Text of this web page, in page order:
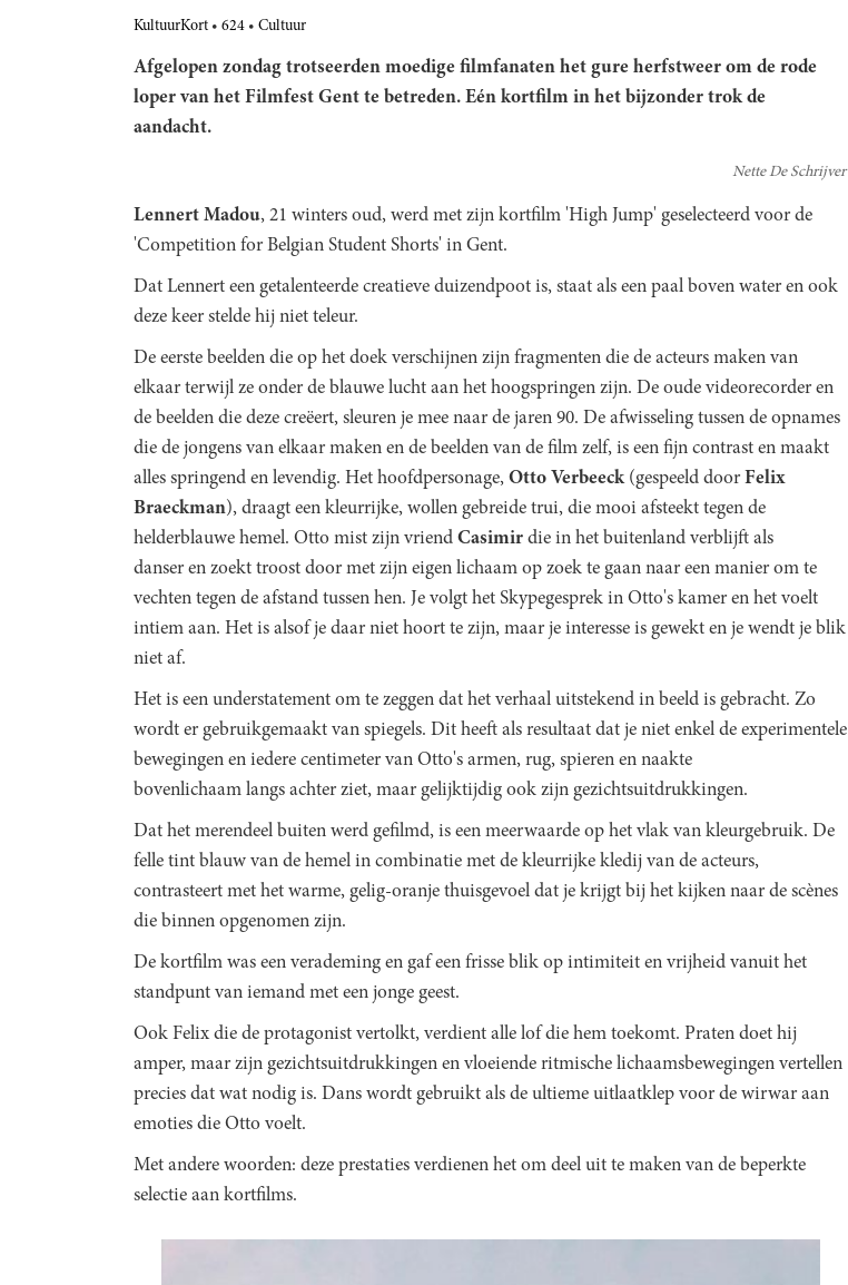
KultuurKort 624 Cultuur
Afgelopen zondag trotseerden moedige filmfanaten het gure herfstweer om de rode
loper van het Filmfest Gent te betreden. Eén kortfilm in het bijzonder trok de
aandacht.
Nette De Schrijver
Lennert Madou, 21 winters oud, werd met zijn kortfilm 'High Jump' geselecteerd voor de
'Competition for Belgian Student Shorts' in Gent.
Dat Lennert een getalenteerde creatieve duizendpoot is, staat als een paal boven water en ook
deze keer stelde hij niet teleur.
De eerste beelden die op het doek verschijnen zijn fragmenten die de acteurs maken van
elkaar terwijl ze onder de blauwe lucht aan het hoogspringen zijn. De oude videorecorder en
de beelden die deze creëert, sleuren je mee naar de jaren 90. De afwisseling tussen de opnames
die de jongens van elkaar maken en de beelden van de film zelf, is een fijn contrast en maakt
alles springend en levendig. Het hoofdpersonage, Otto Verbeeck(gespeeld door Felix
Braeckman), draagt een kleurrijke, wollen gebreide trui, die mooi afsteekt tegen de
helderblauwe hemel. Otto mist zijn vriend Casimir die in het buitenland verblijft als
danser en zoekt troost door met zijn eigen lichaam op zoek te gaan naar een manier om te
vechten tegen de afstand tussen hen. Je volgt het Skypegesprek in Otto's kamer en het voelt
intiem aan. Het is alsof je daar niet hoort te zijn, maar je interesse is gewekt en je wendt je blik
niet af.
Het is een understatement om te zeggen dat het verhaal uitstekend in beeld is gebracht. Zo
wordt er gebruikgemaakt van spiegels. Dit heeft als resultaat dat je niet enkel de experimentele
bewegingen en iedere centimeter van Otto's armen, rug, spieren en naakte
bovenlichaam langs achter ziet, maar gelijktijdig ook zijn gezichtsuitdrukkingen.
Dat het merendeel buiten werd gefilmd, is een meerwaarde op het vlak van kleurgebruik. De
felle tint blauw van de hemel in combinatie met de kleurrijke kledij van de acteurs,
contrasteert met het warme, gelig-oranje thuisgevoel dat je krijgt bij het kijken naar de scènes
die binnen opgenomen zijn.
De kortfilm was een verademing en gaf een frisse blik op intimiteit en vrijheid vanuit het
standpunt van iemand met een jonge geest.
Ook Felix die de protagonist vertolkt, verdient alle lof die hem toekomt. Praten doet hij
amper, maar zijn gezichtsuitdrukkingen en vloeiende ritmische lichaamsbewegingen vertellen
precies dat wat nodig is. Dans wordt gebruikt als de ultieme uitlaatklep voor de wirwar aan
emoties die Otto voelt.
Met andere woorden: deze prestaties verdienen het om deel uit te maken van de beperkte
selectie aan kortfilms.